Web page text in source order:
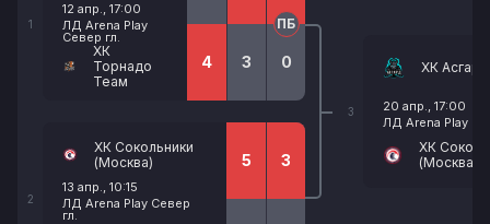
1
12 апр., 17:00
ЛД Arena Play
Север гл.
ХК
Торнадо
Теам
4 3 0
ПБ
2
ХК Сокольники
(Москва)
13 апр., 10:15
ЛД Arena Play Север
гл.
5 3
3
ХК
20 апр., 17:00
ЛД Arena Play
ХК
(Москва)